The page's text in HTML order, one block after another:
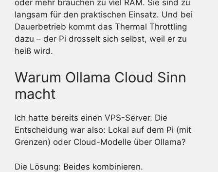
oder mehr brauchen zu viel RAM. Sie sind zu
langsam für den praktischen Einsatz. Und bei
Dauerbetrieb kommt das Thermal Throttling
dazu – der Pi drosselt sich selbst, weil er zu
heiß wird.
Warum Ollama Cloud Sinn
macht
Ich hatte bereits einen VPS-Server. Die
Entscheidung war also: Lokal auf dem Pi (mit
Grenzen) oder Cloud-Modelle über Ollama?
Die Lösung: Beides kombinieren.